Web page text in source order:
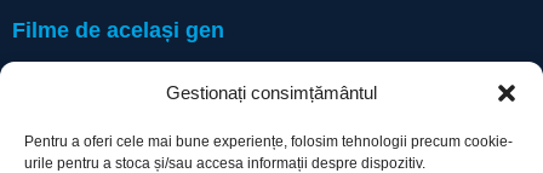
Gestionați consimțământul
Pentru a oferi cele mai bune experiențe, folosim tehnologii precum cookie-
urile pentru a stoca și/sau accesa informații despre dispozitiv.
Filme de același gen